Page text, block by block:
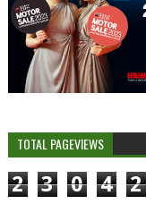
TOTAL PAGEVIEWS
2 3 0 4 2